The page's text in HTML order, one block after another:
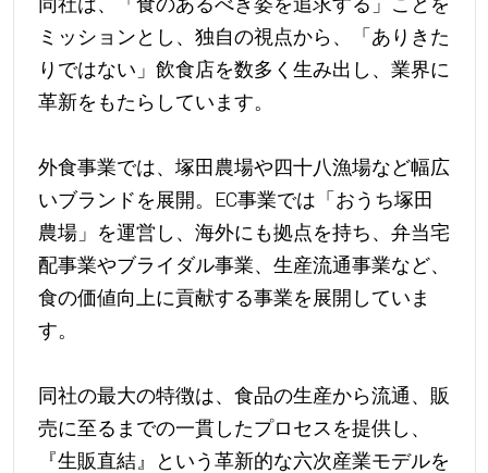
ミッションとし、独自の視点から、「ありきた
りではない」飲食店を数多く生み出し、業界に
革新をもたらしています。
外食事業では、塚田農場や四十八漁場など幅広
いブランドを展開。EC事業では「おうち塚田
農場」を運営し、海外にも拠点を持ち、弁当宅
配事業やブライダル事業、生産流通事業など、
食の価値向上に貢献する事業を展開していま
す。
同社の最大の特徴は、食品の生産から流通、販
売に至るまでの一貫したプロセスを提供し、
『生販直結』という革新的な六次産業モデルを